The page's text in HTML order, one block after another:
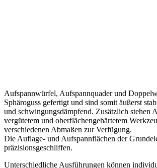
Aufspannwürfel, Aufspannquader und
Sphäroguss gefertigt und sind somit äußerst
und schwingungsdämpfend. Zusätzlich stehen
vergütetem und oberflächengehärtetem
verschiedenen Abmaßen zur Verfügung.
Die Auflage- und Aufspannflächen der
präzisionsgeschliffen.
Unterschiedliche Ausführungen können